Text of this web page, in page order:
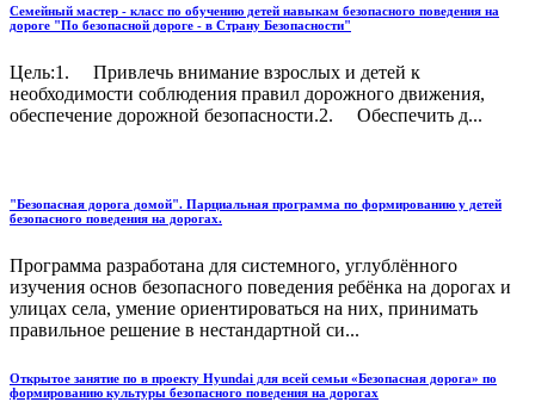
Семейный мастер - класс по обучению детей навыкам безопасного поведения на
дороге "По безопасной дороге - в Страну Безопасности"
Цель:1. Привлечь внимание взрослых и детей к
необходимости соблюдения правил дорожного движения,
обеспечение дорожной безопасности.2. Обеспечить д...
"Безопасная дорога домой". Парциальная программа по формированию у детей
безопасного поведения на дорогах.
Программа разработана для системного, углублённого
изучения основ безопасного поведения ребёнка на дорогах и
улицах села, умение ориентироваться на них, принимать
правильное решение в нестандартной си...
Открытое занятие по в проекту Hyundai для всей семьи «Безопасная дорога» по
формированию культуры безопасного поведения на дорогах